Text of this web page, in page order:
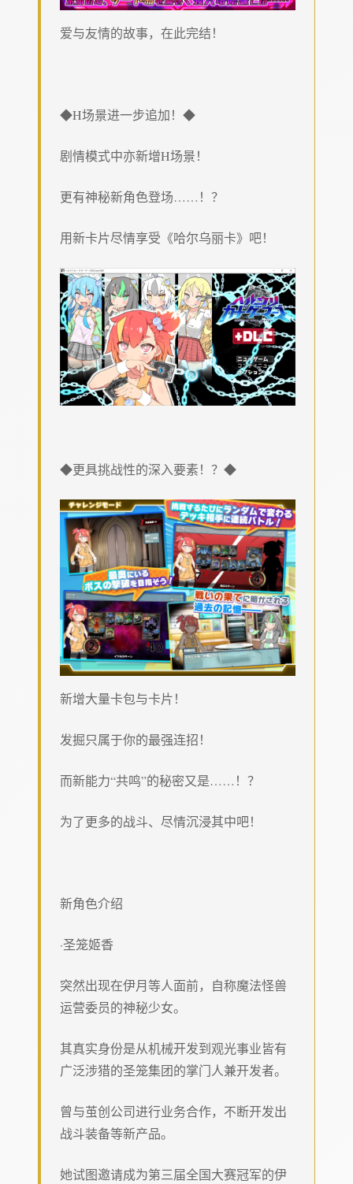
爱与友情的故事，在此完结！
◆H场景进一步追加！◆
剧情模式中亦新增H场景！
更有神秘新角色登场……！？
用新卡片尽情享受《哈尔乌丽卡》吧！
◆更具挑战性的深入要素！？◆
新增大量卡包与卡片！
发掘只属于你的最强连招！
而新能力“共鸣”的秘密又是……！？
为了更多的战斗、尽情沉浸其中吧！
新角色介绍
·圣笼姬香
突然出现在伊月等人面前，自称魔法怪兽
运营委员的神秘少女。
其真实身份是从机械开发到观光事业皆有
广泛涉猎的圣笼集团的掌门人兼开发者。
曾与茧创公司进行业务合作，不断开发出
战斗装备等新产品。
她试图邀请成为第三届全国大赛冠军的伊